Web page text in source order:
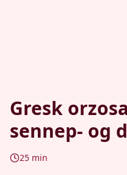
Gresk
sennep- og
25 min